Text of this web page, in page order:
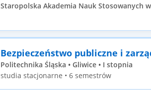
Staropolska Akademia Nauk Stosowanych
Bezpieczeństwo publiczne i
Politechnika Śląska • Gliwice • I stopnia
studia stacjonarne • 6 semestrów